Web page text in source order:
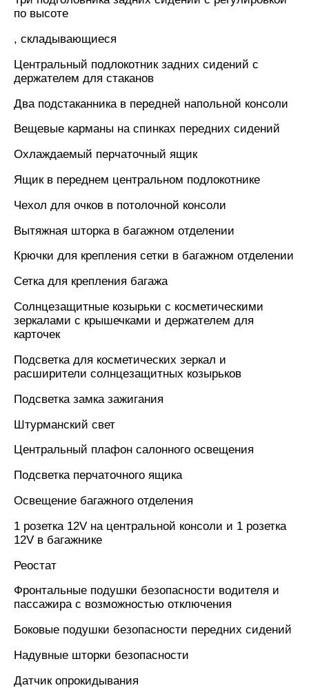
по высоте
, складывающиеся
Центральный подлокотник задних сидений с
держателем для стаканов
Два подстаканника в передней напольной консоли
Вещевые карманы на спинках передних сидений
Охлаждаемый перчаточный ящик
Ящик в переднем центральном подлокотнике
Чехол для очков в потолочной консоли
Вытяжная шторка в багажном отделении
Крючки для крепления сетки в багажном отделении
Сетка для крепления багажа
Солнцезащитные козырьки с косметическими
зеркалами с крышечками и держателем для
карточек
Подсветка для косметических зеркал и
расширители солнцезащитных козырьков
Подсветка замка зажигания
Штурманский свет
Центральный плафон салонного освещения
Подсветка перчаточного ящика
Освещение багажного отделения
1 розетка 12V на центральной консоли и 1 розетка
12V в багажнике
Реостат
Фронтальные подушки безопасности водителя и
пассажира с возможностью отключения
Боковые подушки безопасности передних сидений
Надувные шторки безопасности
Датчик опрокидывания